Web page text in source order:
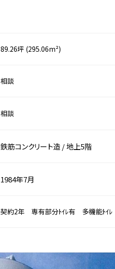
89.26坪 (295.06m²)
相談
相談
鉄筋コンクリート造/地上5階
1984年7月
契約2年 専有部分ﾄｲﾚ有 多機能ﾄｲ